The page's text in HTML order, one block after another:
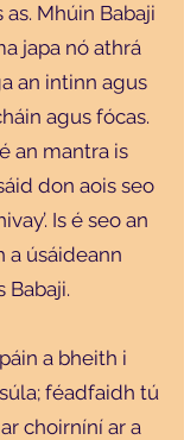
Mhúin Babaji
japa nó athrá
an intinn agus
agus fócas.
an mantra is
don aois seo
Is é seo an
a úsáideann
Babaji.
a bheith i
féadfaidh tú
choirníní ar a